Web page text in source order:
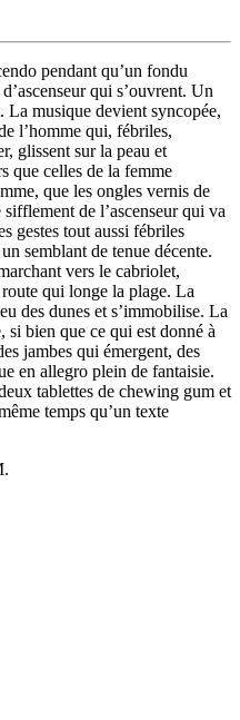
pendant qu’un fondu
qui s’ouvrent. Un
La musique devient syncopée,
l’homme qui, fébriles,
glissent sur la peau et
que celles de la femme
que les ongles vernis de
de l’ascenseur qui va
gestes tout aussi fébriles
semblant de tenue décente.
vers le cabriolet,
qui longe la plage. La
des dunes et s’immobilise. La
si bien que ce qui est donné à
jambes qui émergent, des
en allegro plein de fantaisie.
tablettes de chewing gum et
temps qu’un texte